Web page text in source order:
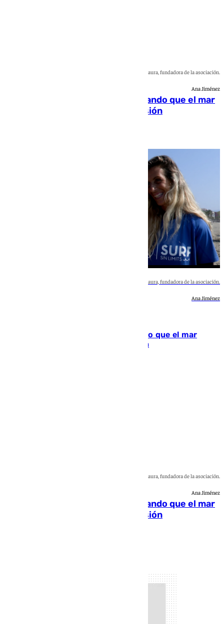
Imágenes de una clase de Surf Sin Limits en el mar y Lorena Saura, fundadora de la asociación.
Ana Jiménez
Surf Sin Limits: 15 años demostrando que el mar
también es un lugar para la inclusión
Imágenes de una clase de Surf Sin Limits en el mar y Lorena Saura, fundadora de la asociación.
Ana Jiménez
Surf Sin Limits: 15 años demostrando que el mar
también es un lugar para la inclusión
Imágenes de una clase de Surf Sin Limits en el mar y Lorena Saura, fundadora de la asociación.
Ana Jiménez
Surf Sin Limits: 15 años demostrando que el mar
también es un lugar para la inclusión